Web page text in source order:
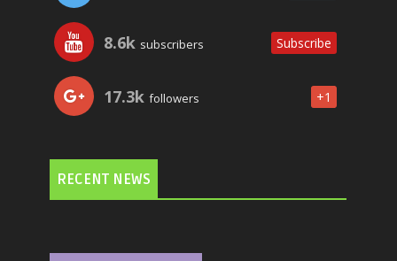
8.6k subscribers Subscribe
17.3k followers +1
RECENT NEWS